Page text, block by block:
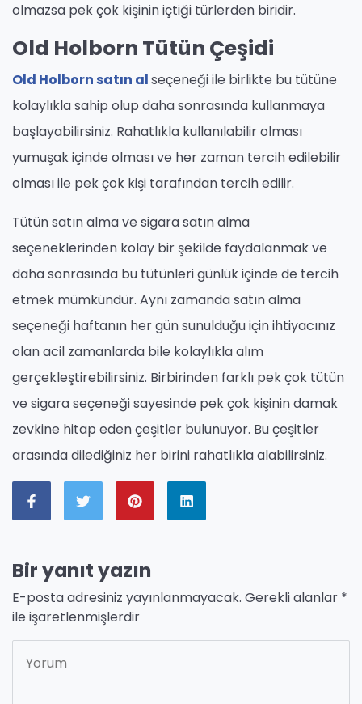
olmazsa pek çok kişinin içtiği türlerden biridir.
Old Holborn Tütün Çeşidi
Old Holborn satın alseçeneği ile birlikte bu tütüne
kolaylıkla sahip olup daha sonrasında kullanmaya
başlayabilirsiniz. Rahatlıkla kullanılabilir olması
yumuşak içinde olması ve her zaman tercih edilebilir
olması ile pek çok kişi tarafından tercih edilir.
Tütün satın alma ve sigara satın alma
seçeneklerinden kolay bir şekilde faydalanmak ve
daha sonrasında bu tütünleri günlük içinde de tercih
etmek mümkündür. Aynı zamanda satın alma
seçeneği haftanın her gün sunulduğu için ihtiyacınız
olan acil zamanlarda bile kolaylıkla alım
gerçekleştirebilirsiniz. Birbirinden farklı pek çok tütün
ve sigara seçeneği sayesinde pek çok kişinin damak
zevkine hitap eden çeşitler bulunuyor. Bu çeşitler
arasında dilediğiniz her birini rahatlıkla alabilirsiniz.
Bir yanıt yazın
E-posta adresiniz yayınlanmayacak. Gerekli alanlar *
ile işaretlenmişlerdir